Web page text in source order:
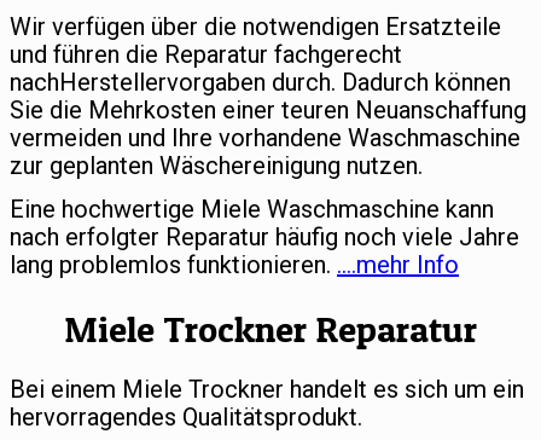
Wir verfügen über die notwendigen Ersatzteile
und führen die Reparatur fachgerecht
nachHerstellervorgaben durch. Dadurch können
Sie die Mehrkosten einer teuren Neuanschaffung
vermeiden und Ihre vorhandene Waschmaschine
zur geplanten Wäschereinigung nutzen.
Eine hochwertige Miele Waschmaschine kann
nach erfolgter Reparatur häufig noch viele Jahre
lang problemlos funktionieren. ….mehr Info
Miele Trockner Reparatur
Bei einem Miele Trockner handelt es sich um ein
hervorragendes Qualitätsprodukt.